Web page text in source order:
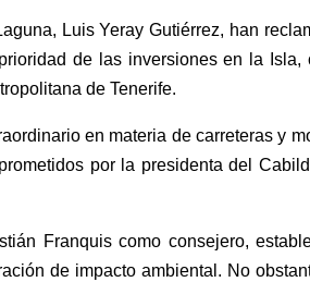
Luis Yeray Gutiérrez, han
de las inversiones en la Isla,
de Tenerife.
en materia de carreteras y
por la presidenta del
Franquis como consejero,
de impacto ambiental. No